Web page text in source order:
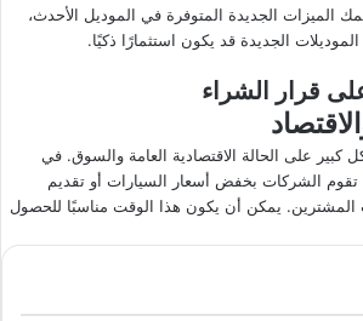
الميزات الجديدة المتوفرة في الموديل الأحدث،
الموديلات الجديدة قد يكون استثمارًا ذكيًا.
على قرار الشراء
كبير على الحالة الاقتصادية العامة والسوق. في
تقوم الشركات بخفض أسعار السيارات أو تقديم
يمكن أن يكون هذا الوقت مناسبًا للحصول